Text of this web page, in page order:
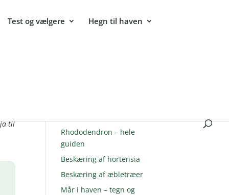
Test og vælgere Hegn til haven
ja til
Rhododendron – hele
guiden
Beskæring af hortensia
Beskæring af æbletræer
Mår i haven – tegn og